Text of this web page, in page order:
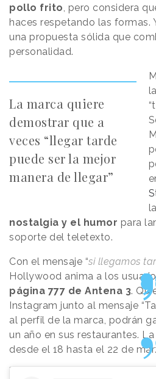
pollo frito, pero considera
haces respetando las formas.
una propuesta sólida que
personalidad.
La marca quiere
demostrar que a
veces “llegar tarde
puede ser la mejor
manera de llegar”
nostalgia y el humor para
soporte del teletexto.
Con el mensaje “si llegamos
Hollywood anima a los
página 777 de Antena 3.
Instagram junto al mensaje
al perfil de la marca, podrán
un año en sus restaurantes.
desde el 18 hasta el 22 de